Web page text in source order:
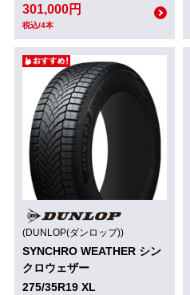
301,000円
税込/4本
(DUNLOP(ダンロップ))
SYNCHRO WEATHER シン
クロウェザー
275/35R19 XL